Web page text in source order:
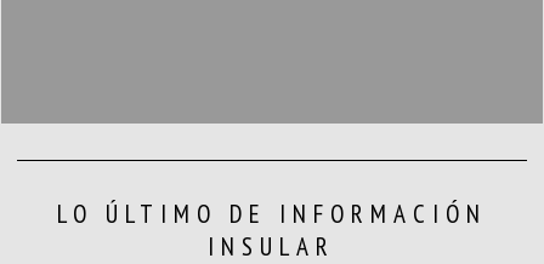
LO ÚLTIMO DE INFORMACIÓN
INSULAR